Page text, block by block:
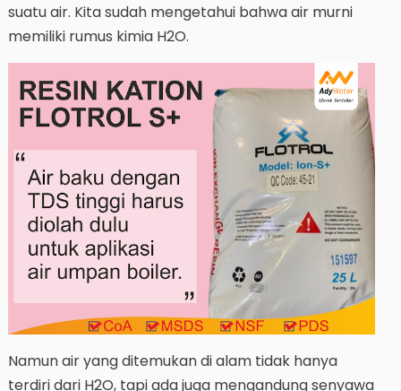
suatu air. Kita sudah mengetahui bahwa air murni
memiliki rumus kimia H2O.
Namun air yang ditemukan di alam tidak hanya
terdiri dari H2O, tapi ada juga mengandung senyawa